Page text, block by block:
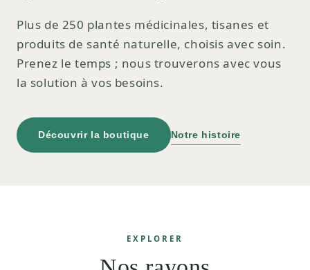
Plus de 250 plantes médicinales, tisanes et
produits de santé naturelle, choisis avec soin.
Prenez le temps ; nous trouverons avec vous
la solution à vos besoins.
Découvrir la boutique Notre histoire
EXPLORER